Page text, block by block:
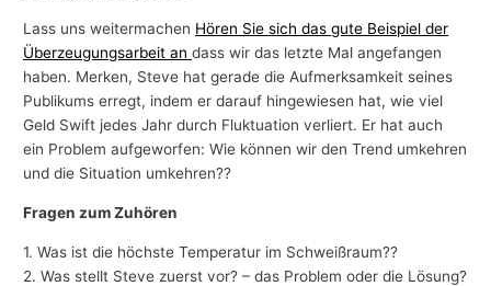
Lass uns weitermachen Hören Sie sich das gute Beispiel der
Überzeugungsarbeit andass wir das letzte Mal angefangen
haben. Merken, Steve hat gerade die Aufmerksamkeit seines
Publikums erregt, indem er darauf hingewiesen hat, wie viel
Geld Swift jedes Jahr durch Fluktuation verliert. Er hat auch
ein Problem aufgeworfen: Wie können wir den Trend umkehren
und die Situation umkehren??
Fragen zum Zuhören
1. Was ist die höchste Temperatur im Schweißraum??
2. Was stellt Steve zuerst vor? – das Problem oder die Lösung?